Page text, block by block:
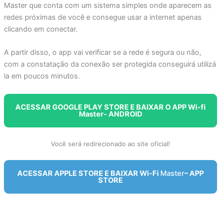
Master que conta com um sistema simples onde aparecem as
redes próximas de você e consegue usar a internet apenas
clicando em conectar.
A partir disso, o app vai verificar se a rede é segura ou não,
com a constatação da conexão ser protegida conseguirá utilizá
la em poucos minutos.
ACESSAR GOOGLE PLAY STORE E BAIXAR O APP Wi-fi
Master- ANDROID
Você será redirecionado ao site oficial!
ACESSAR APPLE STORE E BAIXAR Wi-Fi Master– APP
STORE